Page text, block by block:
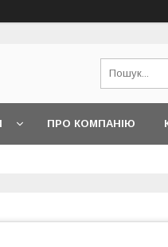
ПРО КОМПАНІЮ